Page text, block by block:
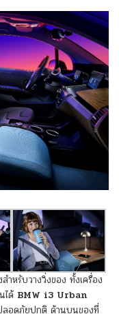
หรับวางวิ่งของ ทั้งเครื่อง
ได้ BMW i3 Urban
ลอดภัยปกติ ด้านบนของที่